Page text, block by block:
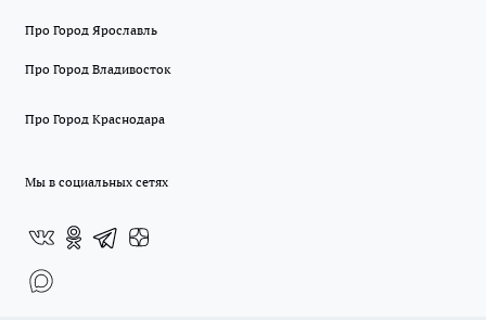
Про Город Ярославль
Про Город Владивосток
Про Город Краснодара
Мы в социальных сетях